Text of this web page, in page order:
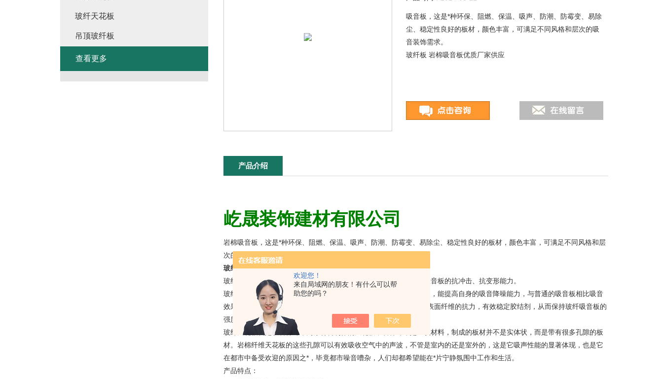
欢迎您！
来自局域网的朋友！有什么可以帮
助您的吗？
​​吸音板，这是*种环保、阻燃、保温、吸声、防潮、防霉变、易除
尘、稳定性良好的板材，颜色丰富，可满足不同风格和层次的吸
音装饰需求。
玻纤板 岩棉吸音板优质厂家供应
产品介绍
屹晟装饰建材有限公司
岩棉吸音板，这是*种环保、阻燃、保温、吸声、防潮、防霉变、易除尘、稳定性良好的板材，颜色丰富，可满足不同风格和层
次的吸音装饰需求。
玻纤板 岩棉吸音板优质厂家供应
玻纤吸音板采用复合纤维和网状结构基层涂料，能够大大提高玻纤吸音板的抗冲击、抗变形能力。
玻纤吸音板内部结构呈立体交叉网状结构，内部空间充足，结构牢固，能提高自身的吸音降噪能力，与普通的吸音板相比吸音
效果可以提高1-2倍，而内部添加的防潮剂和辅助防潮剂，既增加了表面纤维的抗力，有效稳定胶结剂，从而保持玻纤吸音板的
强度，还能调节室内湿度，改善室内环境。
玻纤天花板就是以岩棉纤维为原材料制作的天花板，岩棉纤维是丝状材料，制成的板材并不是实体状，而是带有很多孔隙的板
材。岩棉纤维天花板的这些孔隙可以有效吸收空气中的声波，不管是室内的还是室外的，这是它吸声性能的显著体现，也是它
在都市中备受欢迎的原因之*，毕竟都市噪音嘈杂，人们却都希望能在*片宁静氛围中工作和生活。
产品特点：
玻纤天花板
吊顶玻纤板
查看更多